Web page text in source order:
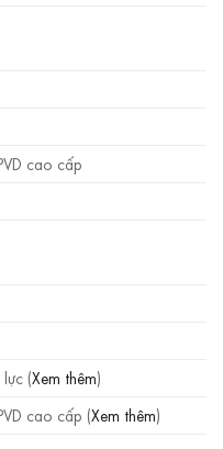
cao cấp
(Xem thêm)
cao cấp (Xem thêm)